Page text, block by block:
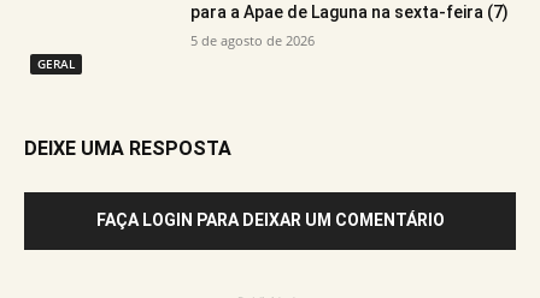
GERAL
para a Apae de Laguna na sexta-feira (7)
5 de agosto de 2026
DEIXE UMA RESPOSTA
FAÇA LOGIN PARA DEIXAR UM COMENTÁRIO